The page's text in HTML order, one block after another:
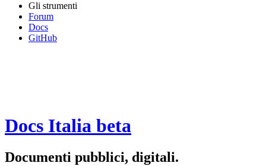
Gli strumenti
Forum
Docs
GitHub
Docs Italia beta
Documenti pubblici, digitali.